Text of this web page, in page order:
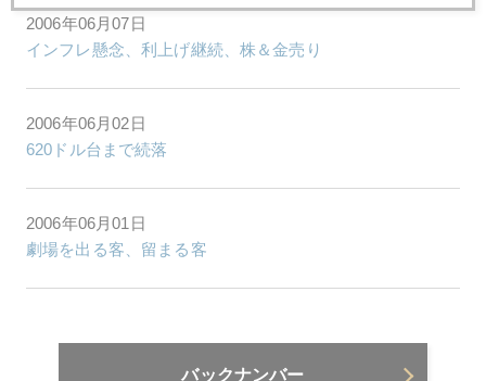
2006年06月07日
インフレ懸念、利上げ継続、株＆金売り
2006年06月02日
620ドル台まで続落
2006年06月01日
劇場を出る客、留まる客
バックナンバー